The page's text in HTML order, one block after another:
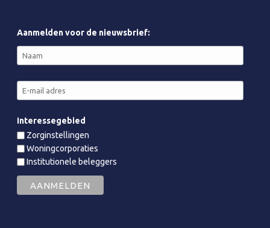
Aanmelden voor de nieuwsbrief:
Interessegebied
Zorginstellingen
Woningcorporaties
Institutionele beleggers